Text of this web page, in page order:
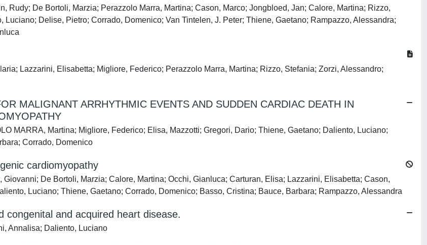
De Bortoli, Marzia; Perazzolo Marra, Martina; Cason, Marco; Jongbloed, Jan; Calore, Martina; Rizzo,
Delise, Pietro; Corrado, Domenico; Van Tintelen, J. Peter; Thiene, Gaetano; Rampazzo, Alessandra;
Lazzarini, Elisabetta; Migliore, Federico; Perazzolo Marra, Martina; Rizzo, Stefania; Zorzi, Alessandro;
MALIGNANT ARRHYTHMIC EVENTS AND SUDDEN CARDIAC DEATH IN
MARRA, Martina; Migliore, Federico; Elisa, Mazzotti; Gregori, Dario; Thiene, Gaetano; Daliento, Luciano;
Corrado, Domenico
cardiomyopathy
De Bortoli, Marzia; Calore, Martina; Occhi, Gianluca; Carturan, Elisa; Lazzarini, Elisabetta; Cason,
Luciano; Thiene, Gaetano; Corrado, Domenico; Basso, Cristina; Bauce, Barbara; Rampazzo, Alessandra
congenital and acquired heart disease.
Annalisa; Daliento, Luciano